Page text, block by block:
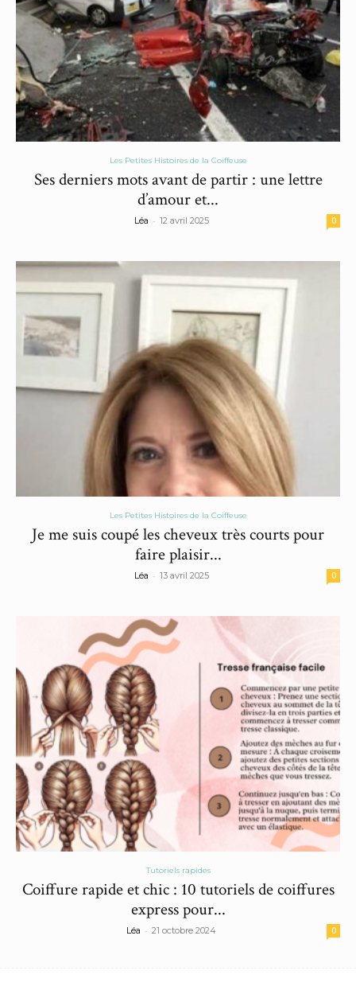
Les Petites Histoires de la Coiffeuse
Ses derniers mots avant de partir : une lettre
d’amour et...
Léa - 12 avril 2025 0
Les Petites Histoires de la Coiffeuse
Je me suis coupé les cheveux très courts pour
faire plaisir...
Léa - 13 avril 2025 0
Tutoriels rapides
Coiffure rapide et chic : 10 tutoriels de coiffures
express pour...
Léa - 21 octobre 2024 0